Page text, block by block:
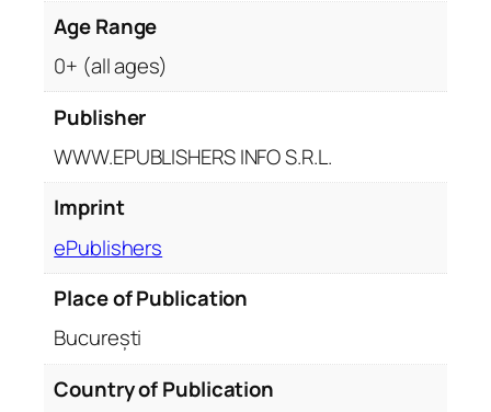
Age Range
0+ (all ages)
Publisher
WWW.EPUBLISHERS INFO S.R.L.
Imprint
ePublishers
Place of Publication
București
Country of Publication